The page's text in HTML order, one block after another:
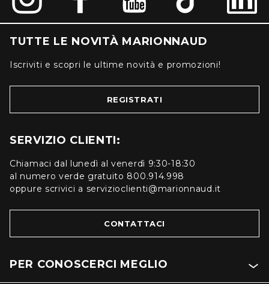
TUTTE LE NOVITÀ MARIONNAUD
Iscriviti e scopri le ultime novità e promozioni!
REGISTRATI
SERVIZIO CLIENTI:
Chiamaci dal lunedì al venerdì 9:30-18:30
al numero verde gratuito 800.914.998
oppure scrivici a servizioclienti@marionnaud.it
CONTATTACI
PER CONOSCERCI MEGLIO